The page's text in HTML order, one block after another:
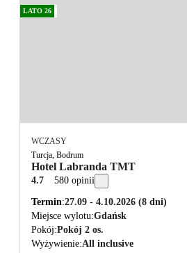
LATO 26
WCZASY
Turcja, Bodrum
Hotel Labranda TMT
4.7 580 opinii
Termin 27.09 - 4.10.2026 (8 dni)
Miejsce wylotu Gdańsk
Pokój Pokój 2 os.
Wyżywienie All inclusive